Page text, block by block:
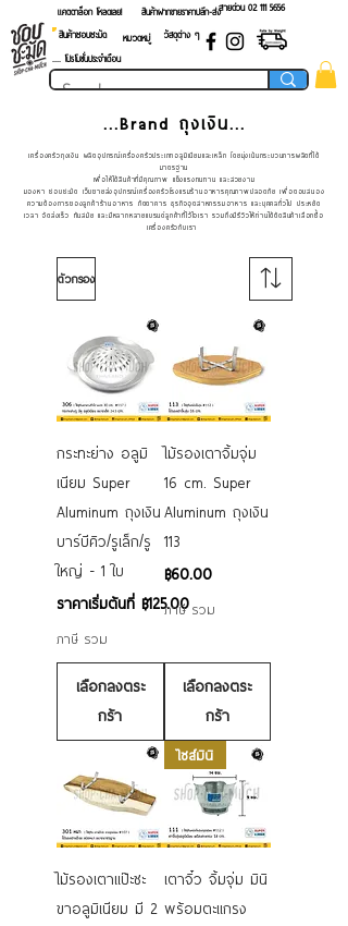
แคตตาล็อก โหลดเลย! สายด่วน 02 ​111 5656
สินค้าฝากขายราคาปลีก-ส่ง
สินค้าชอบชะมัด
หมวดหมู่
วัสดุต่าง ๆ
.... โปรโมชั่นประจำเดือน
...Brand ถุงเงิน...
เครื่องครัวถุงเงิน ผลิตอุปกรณ์เครื่องครัวประเภทอลูมิเนียมและเหล็ก โดยมุ่งเน้นกระบวนการผลิตที่ได้
มาตรฐาน
เพื่อให้ได้สินค้าที่มีคุณภาพ แข็งแรงทนทาน และสวยงาม
มองหา ชอบชะมัด เว็บขายส่งอุปกรณ์เครื่องครัวโรงแรมร้านอาหารคุณภาพปลอดภัย เพื่อตอบสนอง
ความต้องการของลูกค้าร้านอาหาร ภัตตาคาร ธุรกิจอุตสาหกรรมอาหาร และบุคคลทั่วไป ประหยัด
เวลา จัดส่งเร็ว ทันสมัย และมีหลากหลายแบรนด์ลูกค้าที่ไว้ใจเรา รวมถึงมีรีวิวให้ท่านได้ตัดสินค้าเลือกซื้อ
เครื่องครัวกับเรา
ตัวกรอง
กระทะย่าง อลูมิ
เนียม Super
Aluminum ถุงเงิน
บาร์บีคิว/รูเล็ก/รู
ใหญ่ - 1 ใบ
ราคาเริ่มต้นที่ ฿125.00
ราคาขายลด
ภาษี รวม
เลือกลงตระ
กร้า
ไม้รองเตาจิ้มจุ่ม
16 cm. Super
Aluminum ถุงเงิน
113
ราคา
฿60.00
ภาษี รวม
เลือกลงตระ
กร้า
ไม้รองเตาแป๊ะซะ
ขาอลูมิเนียม มี 2
ไซส์มินิ
เตาจิ๋ว จิ้มจุ่ม มินิ
พร้อมตะแกรง